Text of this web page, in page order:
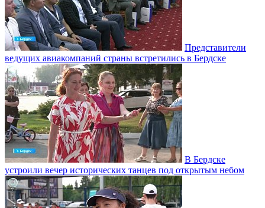
Представители
ведущих авиакомпаний страны встретились в Бердске
В Бердске
устроили вечер исторических танцев под открытым небом